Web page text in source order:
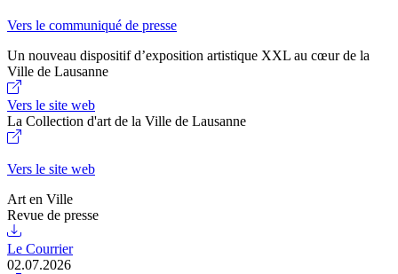
Vers le communiqué de presse
Un nouveau dispositif d’exposition artistique XXL au cœur de la
Ville de Lausanne
Vers le site web
La Collection d'art de la Ville de Lausanne
Vers le site web
Art en Ville
Revue de presse
Le Courrier
02.07.2026